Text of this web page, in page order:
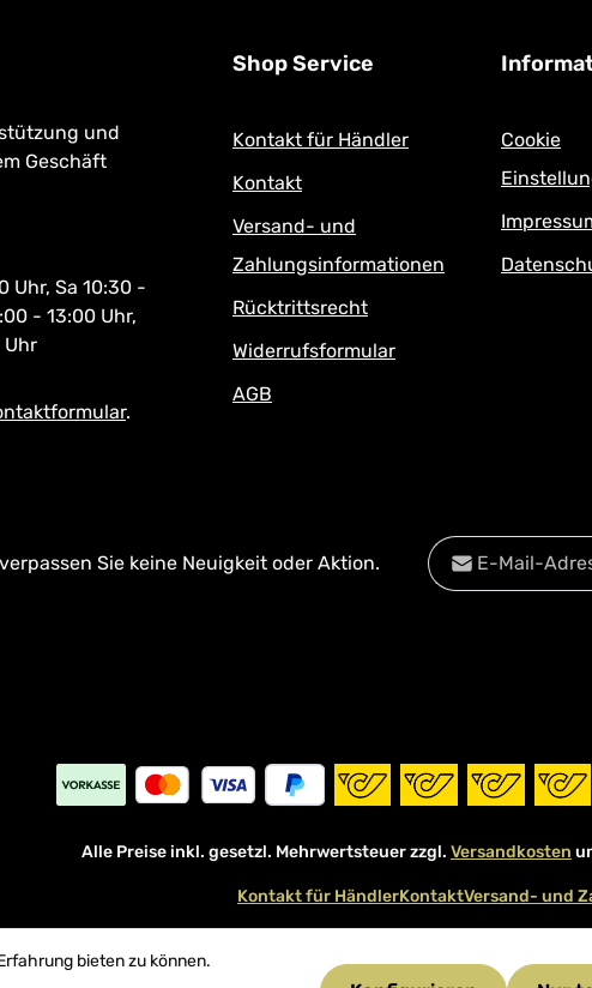
und
Geschäft
Uhr, Sa 10:30 -
- 13:00 Uhr,
Uhr
.
Shop Service
Kontakt für Händler
Kontakt
Versand- und
Zahlungsinformationen
Rücktrittsrecht
Widerrufsformular
AGB
Cookie
Sie keine Neuigkeit oder Aktion.
E-Mail-Adresse*
Alle Preise inkl. gesetzl. Mehrwertsteuer zzgl. Versandkosten
Kontakt für HändlerKontaktVersand- und
bieten zu können.